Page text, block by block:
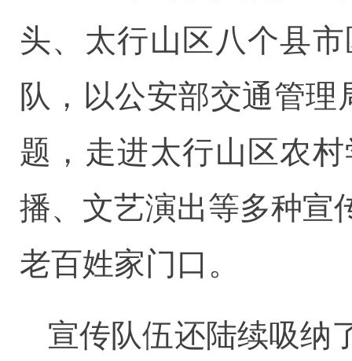
头、太行山区八个县
队，以公安部交通管理
题，走进太行山区农
播、文艺演出等多种宣
老百姓家门口。
宣传队伍还陆续吸纳